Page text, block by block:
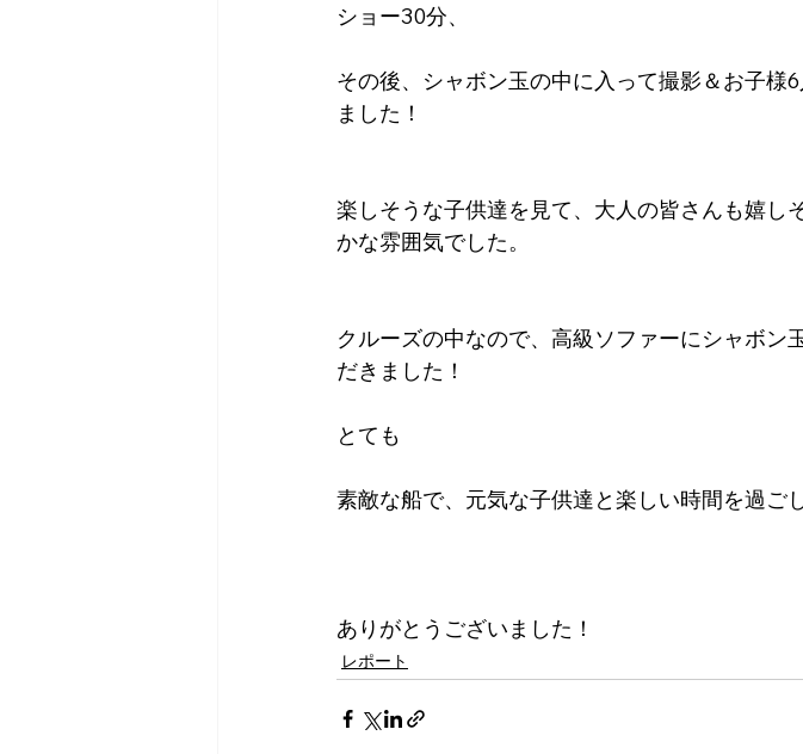
ショー30分、
その後、シャボン玉の中に入って撮影＆お子様
ました！
楽しそうな子供達を見て、大人の皆さんも嬉し
かな雰囲気でした。
クルーズの中なので、高級ソファーにシャボン
だきました！
とても
素敵な船で、元気な子供達と楽しい時間を過ご
ありがとうございました！
レポート